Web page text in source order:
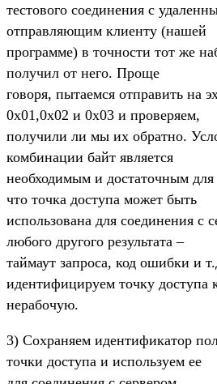
тестового соединения с
отправляющим клиенту (нашей
программе) в точности тот же
получил от него. Проще
говоря, пытаемся отправить на
0x01,0x02 и 0x03 и проверяем,
получили ли мы их обратно.
комбинации байт является
необходимым и достаточным
что точка доступа может быть
использована для соединения с
любого другого результата –
таймаут запроса, код ошибки и
идентифицируем точку доступа
нерабочую.
3) Сохраняем идентификатор
точки доступа и используем ее